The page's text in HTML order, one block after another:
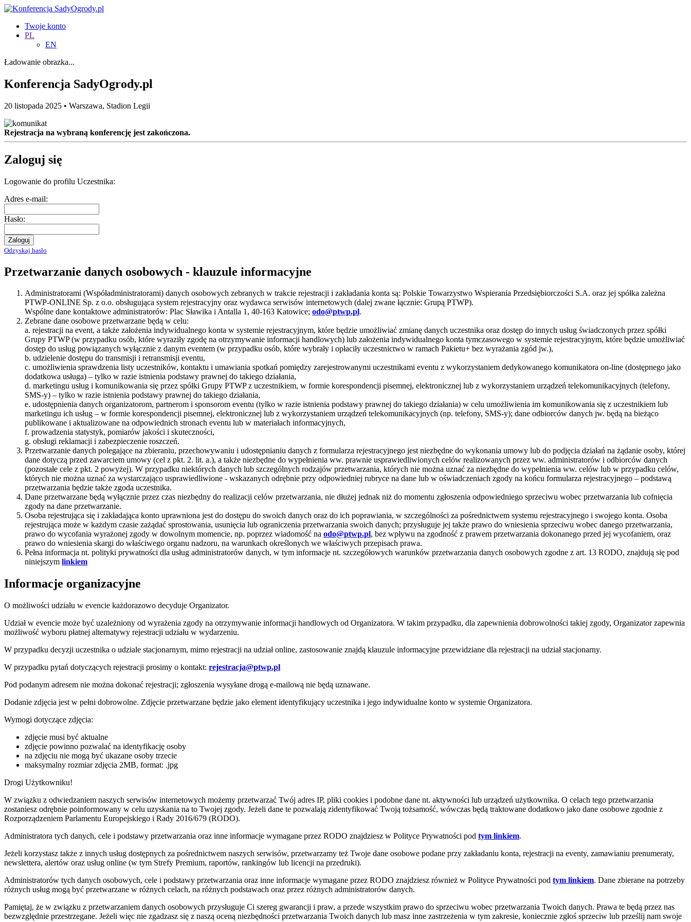
Twoje konto
PL
EN
Ładowanie obrazka...
Konferencja SadyOgrody.pl
20 listopada 2025 • Warszawa, Stadion Legii
Rejestracja na wybraną konferencję jest zakończona.
Zaloguj się
Logowanie do profilu Uczestnika:
Adres e-mail:
Hasło:
Zaloguj
Odzyskaj hasło
Przetwarzanie danych osobowych - klauzule informacyjne
Administratorami (Współadministratorami) danych osobowych zebranych w trakcie rejestracji i zakładania konta są: Polskie Towarzystwo Wspierania Przedsiębiorczości S.A. oraz jej spółka zależna
PTWP-ONLINE Sp. z o.o. obsługująca system rejestracyjny oraz wydawca serwisów internetowych (dalej zwane łącznie: Grupą PTWP).
Wspólne dane kontaktowe administratorów: Plac Sławika i Antalla 1, 40-163 Katowice; odo@ptwp.pl.
Zebrane dane osobowe przetwarzane będą w celu:
a. rejestracji na event, a także założenia indywidualnego konta w systemie rejestracyjnym, które będzie umożliwiać zmianę danych uczestnika oraz dostęp do innych usług świadczonych przez spółki
Grupy PTWP (w przypadku osób, które wyraziły zgodę na otrzymywanie informacji handlowych) lub założenia indywidualnego konta tymczasowego w systemie rejestracyjnym, które będzie umożliwiać
dostęp do usług powiązanych wyłącznie z danym eventem (w przypadku osób, które wybrały i opłaciły uczestnictwo w ramach Pakietu+ bez wyrażania zgód jw.),
b. udzielenie dostępu do transmisji i retransmisji eventu,
c. umożliwienia sprawdzenia listy uczestników, kontaktu i umawiania spotkań pomiędzy zarejestrowanymi uczestnikami eventu z wykorzystaniem dedykowanego komunikatora on-line (dostępnego jako
dodatkowa usługa) – tylko w razie istnienia podstawy prawnej do takiego działania,
d. marketingu usług i komunikowania się przez spółki Grupy PTWP z uczestnikiem, w formie korespondencji pisemnej, elektronicznej lub z wykorzystaniem urządzeń telekomunikacyjnych (telefony,
SMS-y) – tylko w razie istnienia podstawy prawnej do takiego działania,
e. udostępnienia danych organizatorom, partnerom i sponsorom eventu (tylko w razie istnienia podstawy prawnej do takiego działania) w celu umożliwienia im komunikowania się z uczestnikiem lub
marketingu ich usług – w formie korespondencji pisemnej, elektronicznej lub z wykorzystaniem urządzeń telekomunikacyjnych (np. telefony, SMS-y); dane odbiorców danych jw. będą na bieżąco
publikowane i aktualizowane na odpowiednich stronach eventu lub w materiałach informacyjnych,
f. prowadzenia statystyk, pomiarów jakości i skuteczności,
g. obsługi reklamacji i zabezpieczenie roszczeń.
Przetwarzanie danych polegające na zbieraniu, przechowywaniu i udostępnianiu danych z formularza rejestracyjnego jest niezbędne do wykonania umowy lub do podjęcia działań na żądanie osoby, której
dane dotyczą przed zawarciem umowy (cel z pkt. 2. lit. a.), a także niezbędne do wypełnienia ww. prawnie usprawiedliwionych celów realizowanych przez ww. administratorów i odbiorców danych
(pozostałe cele z pkt. 2 powyżej). W przypadku niektórych danych lub szczególnych rodzajów przetwarzania, których nie można uznać za niezbędne do wypełnienia ww. celów lub w przypadku celów,
których nie można uznać za wystarczająco usprawiedliwione - wskazanych odrębnie przy odpowiedniej rubryce na dane lub w oświadczeniach zgody na końcu formularza rejestracyjnego – podstawą
przetwarzania będzie także zgoda uczestnika.
Dane przetwarzane będą wyłącznie przez czas niezbędny do realizacji celów przetwarzania, nie dłużej jednak niż do momentu zgłoszenia odpowiedniego sprzeciwu wobec przetwarzania lub cofnięcia
zgody na dane przetwarzanie.
Osoba rejestrująca się i zakładająca konto uprawniona jest do dostępu do swoich danych oraz do ich poprawiania, w szczególności za pośrednictwem systemu rejestracyjnego i swojego konta. Osoba
rejestrująca może w każdym czasie zażądać sprostowania, usunięcia lub ograniczenia przetwarzania swoich danych; przysługuje jej także prawo do wniesienia sprzeciwu wobec danego przetwarzania,
prawo do wycofania wyrażonej zgody w dowolnym momencie, np. poprzez wiadomość na odo@ptwp.pl, bez wpływu na zgodność z prawem przetwarzania dokonanego przed jej wycofaniem, oraz
prawo do wniesienia skargi do właściwego organu nadzoru, na warunkach określonych we właściwych przepisach prawa.
Pełna informacja nt. polityki prywatności dla usług administratorów danych, w tym informacje nt. szczegółowych warunków przetwarzania danych osobowych zgodne z art. 13 RODO, znajdują się pod
niniejszym linkiem
Informacje organizacyjne
O możliwości udziału w evencie każdorazowo decyduje Organizator.
Udział w evencie może być uzależniony od wyrażenia zgody na otrzymywanie informacji handlowych od Organizatora. W takim przypadku, dla zapewnienia dobrowolności takiej zgody, Organizator zapewnia
możliwość wyboru płatnej alternatywy rejestracji udziału w wydarzeniu.
W przypadku decyzji uczestnika o udziale stacjonarnym, mimo rejestracji na udział online, zastosowanie znajdą klauzule informacyjne przewidziane dla rejestracji na udział stacjonarny.
W przypadku pytań dotyczących rejestracji prosimy o kontakt: rejestracja@ptwp.pl
Pod podanym adresem nie można dokonać rejestracji; zgłoszenia wysyłane drogą e-mailową nie będą uznawane.
Dodanie zdjęcia jest w pełni dobrowolne. Zdjęcie przetwarzane będzie jako element identyfikujący uczestnika i jego indywidualne konto w systemie Organizatora.
Wymogi dotyczące zdjęcia:
zdjęcie musi być aktualne
zdjęcie powinno pozwalać na identyfikację osoby
na zdjęciu nie mogą być ukazane osoby trzecie
maksymalny rozmiar zdjęcia 2MB, format: .jpg
Drogi Użytkowniku!
W związku z odwiedzaniem naszych serwisów internetowych możemy przetwarzać Twój adres IP, pliki cookies i podobne dane nt. aktywności lub urządzeń użytkownika. O celach tego przetwarzania
zostaniesz odrębnie poinformowany w celu uzyskania na to Twojej zgody. Jeżeli dane te pozwalają zidentyfikować Twoją tożsamość, wówczas będą traktowane dodatkowo jako dane osobowe zgodnie z
Rozporządzeniem Parlamentu Europejskiego i Rady 2016/679 (RODO).
Administratora tych danych, cele i podstawy przetwarzania oraz inne informacje wymagane przez RODO znajdziesz w Polityce Prywatności pod tym linkiem.
Jeżeli korzystasz także z innych usług dostępnych za pośrednictwem naszych serwisów, przetwarzamy też Twoje dane osobowe podane przy zakładaniu konta, rejestracji na eventy, zamawianiu prenumeraty,
newslettera, alertów oraz usług online (w tym Strefy Premium, raportów, rankingów lub licencji na przedruki).
Administratorów tych danych osobowych, cele i podstawy przetwarzania oraz inne informacje wymagane przez RODO znajdziesz również w Polityce Prywatności pod tym linkiem. Dane zbierane na potrzeby
różnych usług mogą być przetwarzane w różnych celach, na różnych podstawach oraz przez różnych administratorów danych.
Pamiętaj, że w związku z przetwarzaniem danych osobowych przysługuje Ci szereg gwarancji i praw, a przede wszystkim prawo do sprzeciwu wobec przetwarzania Twoich danych. Prawa te będą przez nas
bezwzględnie przestrzegane. Jeżeli więc nie zgadzasz się z naszą oceną niezbędności przetwarzania Twoich danych lub masz inne zastrzeżenia w tym zakresie, koniecznie zgłoś sprzeciw lub prześlij nam swoje